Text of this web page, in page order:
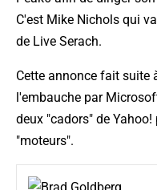
C'est Mike Nichols qui
de Live Serach.
Cette annonce fait suite
l'embauche par
deux "cadors" de
"moteurs".